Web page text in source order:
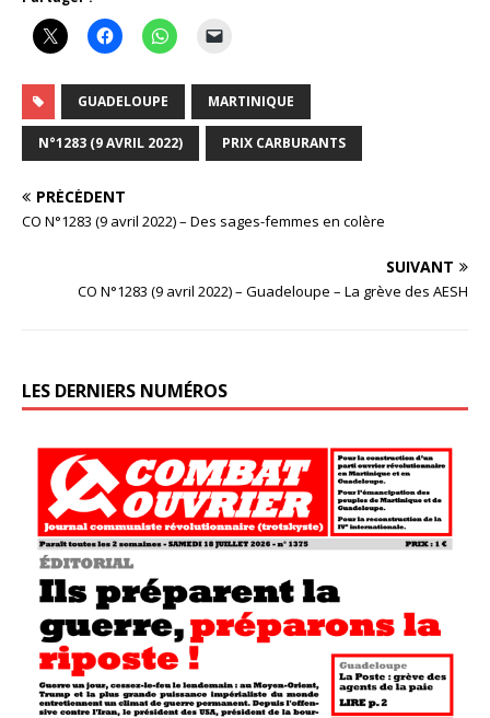
GUADELOUPE MARTINIQUE
N°1283 (9 AVRIL 2022) PRIX CARBURANTS
PRÉCÉDENT
CO N°1283 (9 avril 2022) – Des sages-femmes en colère
SUIVANT
CO N°1283 (9 avril 2022) – Guadeloupe – La grève des AESH
LES DERNIERS NUMÉROS